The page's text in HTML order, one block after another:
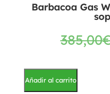
Barbacoa Gas
385,00
Añadir al carrito